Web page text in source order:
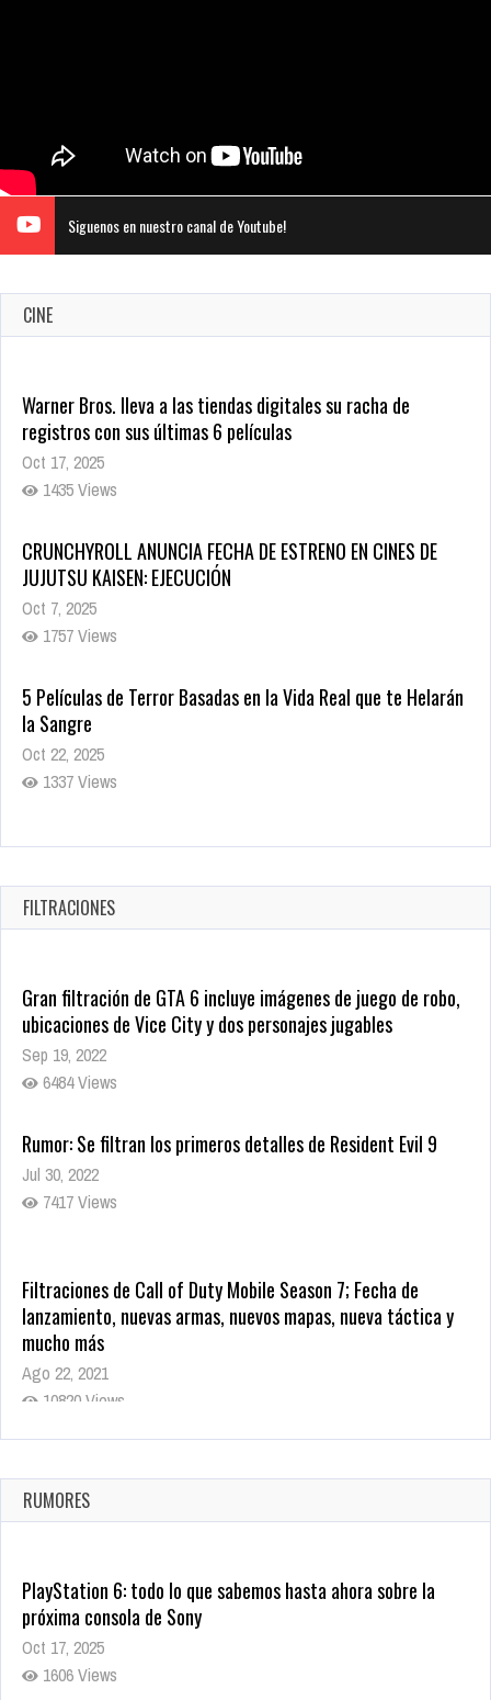
Siguenos en nuestro canal de Youtube!
CINE
Warner Bros. lleva a las tiendas digitales su racha de
registros con sus últimas 6 películas
Oct 17, 2025
1435 Views
CRUNCHYROLL ANUNCIA FECHA DE ESTRENO EN CINES DE
JUJUTSU KAISEN: EJECUCIÓN
Oct 7, 2025
1757 Views
5 Películas de Terror Basadas en la Vida Real que te Helarán
la Sangre
Oct 22, 2025
1337 Views
Revive el terror: El conjuro 4: Últimos ritos ya está disponible
Oct 20, 2025
1379 Views
FILTRACIONES
Gran filtración de GTA 6 incluye imágenes de juego de robo,
ubicaciones de Vice City y dos personajes jugables
Sep 19, 2022
6484 Views
Rumor: Se filtran los primeros detalles de Resident Evil 9
Jul 30, 2022
7417 Views
Filtraciones de Call of Duty Mobile Season 7; Fecha de
lanzamiento, nuevas armas, nuevos mapas, nueva táctica y
mucho más
Ago 22, 2021
10820 Views
La configuración de Call of Duty 2021 aparentemente ya fue
Ago 8, 2021
10005 Views
RUMORES
PlayStation 6: todo lo que sabemos hasta ahora sobre la
próxima consola de Sony
Oct 17, 2025
1606 Views